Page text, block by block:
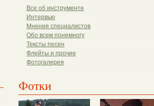
Все об инструменте
Интервью
Мнения специалистов
Обо всем понемногу
Тексты песен
Флейты и прочие
Фотогалерея
Фотки